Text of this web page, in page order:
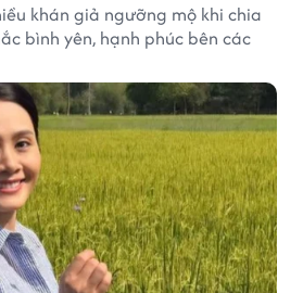
khán giả ngưỡng mộ khi chia
bình yên, hạnh phúc bên các